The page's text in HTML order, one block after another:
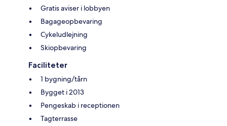
Gratis aviser i lobbyen
Bagageopbevaring
Cykeludlejning
Skiopbevaring
Faciliteter
1 bygning/tårn
Bygget i 2013
Pengeskab i receptionen
Tagterrasse